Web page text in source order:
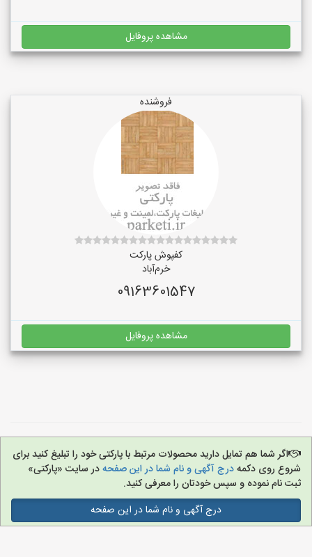
مشاهده پروفایل
فروشنده
کفپوش پارکت
خرم‌آباد
09163601547
مشاهده پروفایل
اگر شما هم تمایل دارید محصولات مرتبط با پارکتی خود را تبلیغ کنید برای
شروع روی دکمهدرج آگهی و نام شما در این صفحهدر سایت «پارکتی»
ثبت نام نموده و سپس خودتان را معرفی کنید.
درج آگهی و نام شما در این صفحه